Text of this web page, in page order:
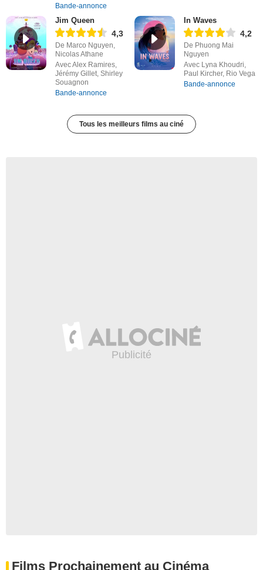
Bande-annonce
Jim Queen
4,3
De Marco Nguyen,
Nicolas Athane
Avec Alex Ramires,
Jérémy Gillet, Shirley
Souagnon
Bande-annonce
In Waves
4,2
De Phuong Mai
Nguyen
Avec Lyna Khoudri,
Paul Kircher, Rio Vega
Bande-annonce
Tous les meilleurs films au ciné
Films Prochainement au Cinéma